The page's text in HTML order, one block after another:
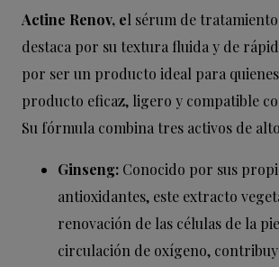
Actine Renov, el sérum de
destaca por su textura fluida y de
por ser un producto ideal para
producto eficaz, ligero y compatible
Su fórmula combina tres activos de
Ginseng: Conocido por sus
antioxidantes, este extracto
renovación de las células de la
circulación de oxígeno,